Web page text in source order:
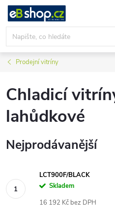
Přejít
obsah
Prodejní vitríny
Chladicí
lahůdkové
Nejprodávanější
LCT900F/BLACK
Skladem
16 192 Kč bez DPH